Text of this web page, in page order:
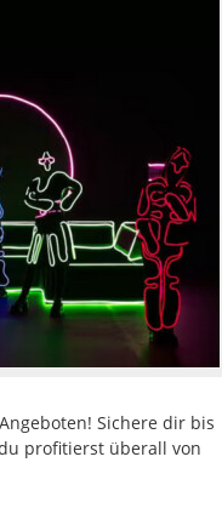
Sichere dir bis
profitierst überall von